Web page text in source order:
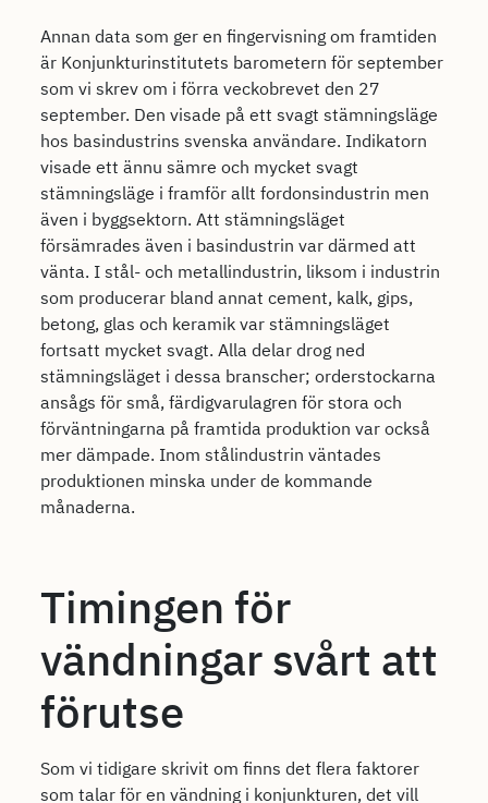
Annan data som ger en fingervisning om framtiden
är Konjunkturinstitutets barometern för september
som vi skrev om i förra veckobrevet den 27
september. Den visade på ett svagt stämningsläge
hos basindustrins svenska användare. Indikatorn
visade ett ännu sämre och mycket svagt
stämningsläge i framför allt fordonsindustrin men
även i byggsektorn. Att stämningsläget
försämrades även i basindustrin var därmed att
vänta. I stål- och metallindustrin, liksom i industrin
som producerar bland annat cement, kalk, gips,
betong, glas och keramik var stämningsläget
fortsatt mycket svagt. Alla delar drog ned
stämningsläget i dessa branscher; orderstockarna
ansågs för små, färdigvarulagren för stora och
förväntningarna på framtida produktion var också
mer dämpade. Inom stålindustrin väntades
produktionen minska under de kommande
månaderna.
Timingen för
vändningar svårt att
förutse
Som vi tidigare skrivit om finns det flera faktorer
som talar för en vändning i konjunkturen, det vill